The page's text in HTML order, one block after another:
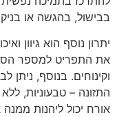
בבישול, בהגשה או
יתרון נוסף הוא גיוון
את התפריט למספר
וקינוחים. בנוסף, ניתן
התזונה – טבעוניות,
אורח יכול ליהנות ממנה